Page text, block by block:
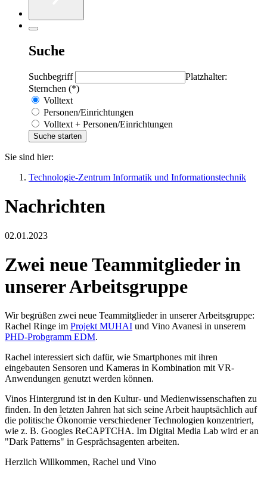
Suche
Suchbegriff
Platzhalter:
Sternchen (*)
Volltext
Personen/Einrichtungen
Volltext + Personen/Einrichtungen
Sie sind hier:
Technologie-Zentrum Informatik und Informationstechnik
Nachrichten
02.01.2023
Zwei neue Teammitglieder in
unserer Arbeitsgruppe
Wir begrüßen zwei neue Teammitglieder in unserer Arbeitsgruppe:
Rachel Ringe im Projekt MUHAI und Vino Avanesi in unserem
PHD-Probgramm EDM.
Rachel interessiert sich dafür, wie Smartphones mit ihren
eingebauten Sensoren und Kameras in Kombination mit VR-
Anwendungen genutzt werden können.
Vinos Hintergrund ist in den Kultur- und Medienwissenschaften zu
finden. In den letzten Jahren hat sich seine Arbeit hauptsächlich auf
die politische Ökonomie verschiedener Technologien konzentriert,
wie z. B. Googles ReCAPTCHA. Im Digital Media Lab wird er an
"Dark Patterns" in Gesprächsagenten arbeiten.
Herzlich Willkommen, Rachel und Vino